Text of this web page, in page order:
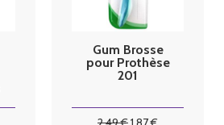
Gum Brosse
pour Prothèse
201